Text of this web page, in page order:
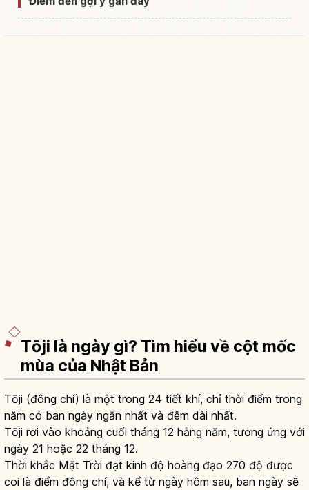
Tōji là ngày gì? Tìm hiểu về cột mốc
mùa của Nhật Bản
Tōji (đông chí) là một trong 24 tiết khí, chỉ thời điểm trong
năm có ban ngày ngắn nhất và đêm dài nhất.
Tōji rơi vào khoảng cuối tháng 12 hằng năm, tương ứng với
ngày 21 hoặc 22 tháng 12.
Thời khắc Mặt Trời đạt kinh độ hoàng đạo 270 độ được
coi là điểm đông chí, và kể từ ngày hôm sau, ban ngày sẽ